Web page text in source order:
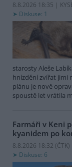
8.8.2026 18:35 |
Diskuse: 1
starosty Aleše
hnízdění zvířat jimi
plánu je nově
spoustě let vrátila
Farmáři v Keni
kyanidem po
8.8.2026 18:32 (ČTK)
Diskuse: 6